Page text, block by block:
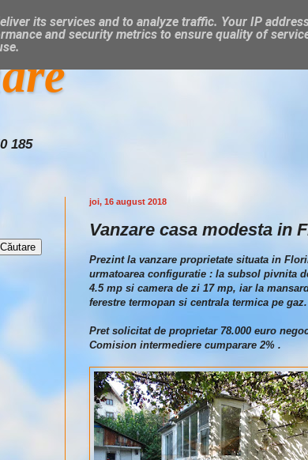
185
joi, 16 august 2018
Vanzare casa modesta in
Prezint la vanzare proprietate situata in
urmatoarea configuratie : la subsol pivnita
4.5 mp si camera de zi 17 mp, iar la
ferestre termopan si centrala termica pe gaz.
Pret solicitat de proprietar 78.000 euro
Comision intermediere cumparare 2% .
its services and to analyze traffic. Your IP
and security metrics to ensure quality of